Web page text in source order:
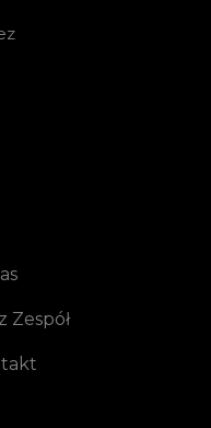
Zespół